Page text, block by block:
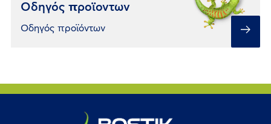
Οδηγός προϊοντων
Οδηγός προϊόντων